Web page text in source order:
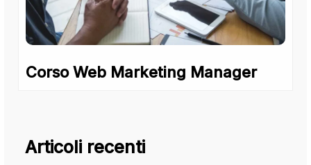
Corso Web Marketing Manager
Articoli recenti